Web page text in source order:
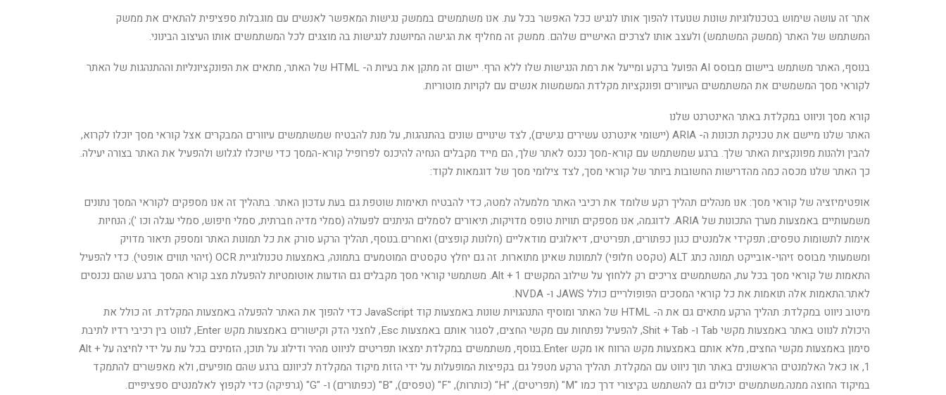
אתר זה עושה שימוש בטכנולוגיות שונות שנועדו להפוך אותו לנגיש ככל האפשר בכל עת. אנו משתמשים בממשק נגישות המאפשר לאנשים עם מוגבלות ספציפית להתאים את ממשק
המשתמש של האתר (ממשק המשתמש) ולעצב אותו לצרכים האישיים שלהם. ממשק זה מחליף את הגישה המיושנת לנגישות בה מוצגים לכל המשתמשים אותו העיצוב הבינוני.
בנוסף, האתר משתמש ביישום מבוסס AI הפועל ברקע ומייעל את רמת הנגישות שלו ללא הרף. יישום זה מתקן את בעיות ה- HTML של האתר, מתאים את הפונקציונליות וההתנהגות של האתר
לקוראי מסך המשמשים את המשתמשים העיוורים ופונקציות מקלדת המשמשות אנשים עם לקויות מוטוריות.
קורא מסך וניווט במקלדת באתר האינטרנט שלנו
האתר שלנו מיישם את טכניקת תכונות ה- ARIA (יישומי אינטרנט עשירים נגישים), לצד שינויים שונים בהתנהגות, על מנת להבטיח שמשתמשים עיוורים המבקרים אצל קוראי מסך יוכלו לקרוא,
להבין ולהנות מפונקציות האתר שלך. ברגע שמשתמש עם קורא-מסך נכנס לאתר שלך, הם מייד מקבלים הנחיה להיכנס לפרופיל קורא-המסך כדי שיוכלו לגלוש ולהפעיל את האתר בצורה יעילה.
כך האתר שלנו מכסה כמה מהדרישות החשובות ביותר של קוראי מסך, לצד צילומי מסך של דוגמאות לקוד:
אופטימיזציה של קוראי מסך: אנו מנהלים תהליך רקע שלומד את רכיבי האתר מלמעלה למטה, כדי להבטיח תאימות שוטפת גם בעת עדכון האתר. בתהליך זה אנו מספקים לקוראי המסך נתונים
משמעותיים באמצעות מערך התכונות של ARIA. לדוגמה, אנו מספקים תוויות טופס מדויקות; תיאורים לסמלים הניתנים לפעולה (סמלי מדיה חברתית, סמלי חיפוש, סמלי עגלה וכו '); הנחיות
אימות לתשומות טפסים; תפקידי אלמנטים כגון כפתורים, תפריטים, דיאלוגים מודאליים (חלונות קופצים) ואחרים.בנוסף, תהליך הרקע סורק את כל תמונות האתר ומספק תיאור מדויק
ומשמעותי מבוסס זיהוי-אובייקט תמונה כתג ALT (טקסט חלופי) לתמונות שאינן מתוארות. זה גם יחלץ טקסטים המוטמעים בתמונה, באמצעות טכנולוגיית OCR (זיהוי תווים אופטי). כדי להפעיל
התאמות של קוראי מסך בכל עת, המשתמשים צריכים רק ללחוץ על שילוב המקשים Alt + 1. משתמשי קוראי מסך מקבלים גם הודעות אוטומטיות להפעלת מצב קורא המסך ברגע שהם נכנסים
לאתר.התאמות אלה תואמות את כל קוראי המסכים הפופולריים כולל JAWS ו- NVDA.
מיטוב ניווט במקלדת: תהליך הרקע מתאים גם את ה- HTML של האתר ומוסיף התנהגויות שונות באמצעות קוד JavaScript כדי להפוך את האתר להפעלה באמצעות המקלדת. זה כולל את
היכולת לנווט באתר באמצעות מקשי Tab ו- Shit + Tab, להפעיל נפתחות עם מקשי החצים, לסגור אותם באמצעות Esc, לחצני הדק וקישורים באמצעות מקש Enter, לנווט בין רכיבי רדיו לתיבת
סימון באמצעות מקשי החצים, מלא אותם באמצעות מקש הרווח או מקש Enter.בנוסף, משתמשים במקלדת ימצאו תפריטים לניווט מהיר ודילוג על תוכן, הזמינים בכל עת על ידי לחיצה על Alt +
1, או כאל האלמנטים הראשונים באתר תוך ניווט עם המקלדת. תהליך הרקע מטפל גם בקפיצות המופעלות על ידי הזזת מיקוד המקלדת לכיוונם ברגע שהם מופיעים, ולא מאפשרים להתמקד
במיקוד החוצה ממנה.משתמשים יכולים גם להשתמש בקיצורי דרך כמו "M" (תפריטים), "H" (כותרות), "F" (טפסים), "B" (כפתורים) ו- "G" (גרפיקה) כדי לקפוץ לאלמנטים ספציפיים.